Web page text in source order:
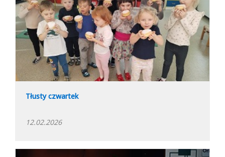
Tłusty czwartek
12.02.2026